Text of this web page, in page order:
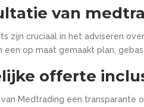
van
zijn cruciaal in het adviseren
een op maat gemaakt plan,
offerte
Medtrading een transparante